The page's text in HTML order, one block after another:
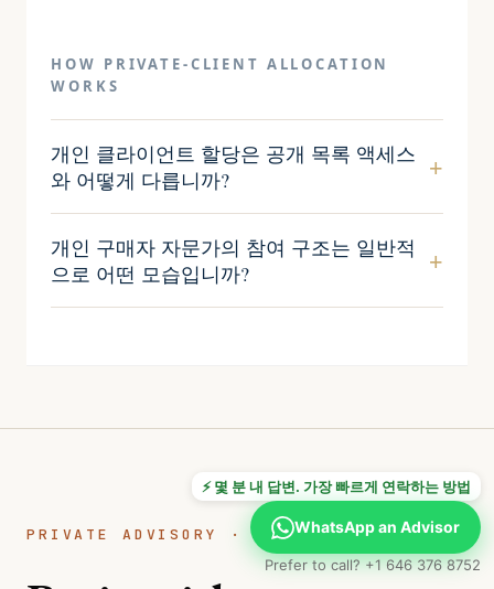
HOW PRIVATE-CLIENT ALLOCATION
WORKS
개인 클라이언트 할당은 공개 목록 액세스
와 어떻게 다릅니까?
개인 구매자 자문가의 참여 구조는 일반적
으로 어떤 모습입니까?
PRIVATE ADVISORY · CONFIDENTIAL
⚡ 몇 분 내 답변. 가장 빠르게 연락하는 방법
WhatsApp an Advisor
Prefer to call? +1 646 376 8752